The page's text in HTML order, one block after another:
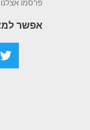
פרסמו אצלנו
אפשר